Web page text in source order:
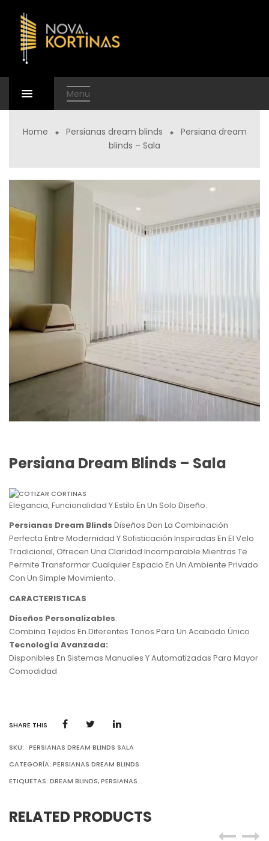
Menu
Home Persianas dream blinds
Persiana dream
blinds – Sala
Persiana Dream Blinds – Sala
Elegancia, Funcionalidad Y Estilo En Un Solo Diseño.
Persianas Dream Blinds Diseños Don La Combinación
Perfecta Entre Modernidad Y Sofisticación Inspiradas En El Velo
Tradicional, Ofrecen Una Claridad Incomparable Mientras Te
Permite Transformar Cualquier Espacio En Un Ambiente Privado
Con Un Simple Movimiento.
CARACTERISTICAS
Diseños Personalizables:
Combina Tejidos En Diferentes Tonos Para Un Acabado Único
Tecnología Avanzada:
Disponibles En Sistemas Manuales Y Automatizadas Para Mayor
Comodidad
SHARE THIS
SKU: PERSIANAS DREAM BLINDS SALA
CATEGORÍA: PERSIANAS DREAM BLINDS
ETIQUETAS: DREAM BLINDS,PERSIANAS
RELATED PRODUCTS